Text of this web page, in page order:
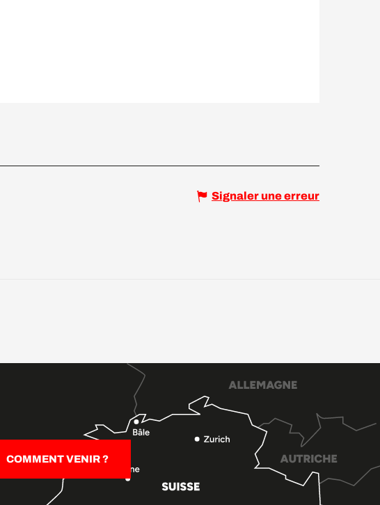
Signaler une erreur
COMMENT VENIR ?